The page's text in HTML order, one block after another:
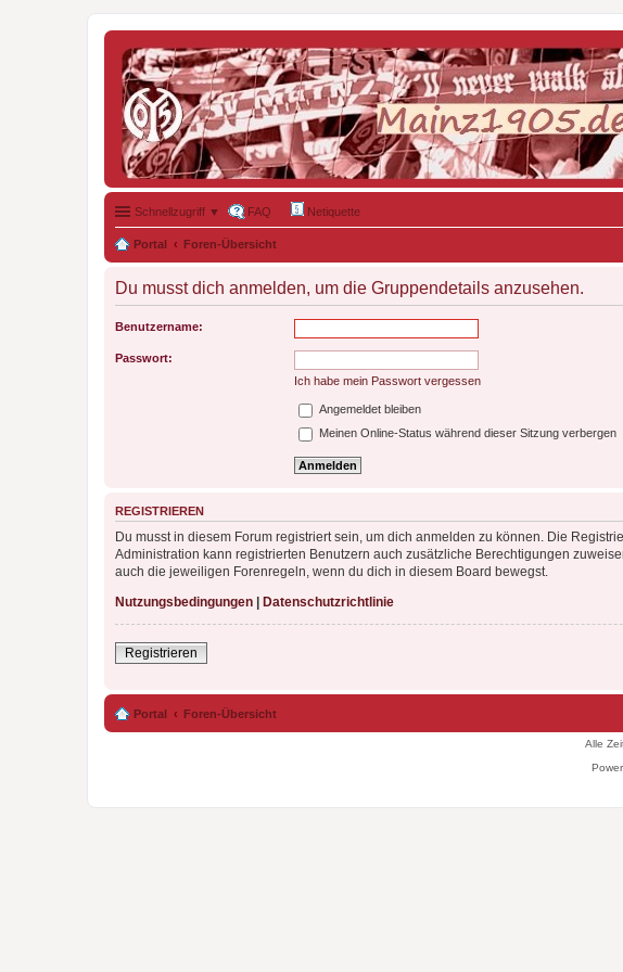
Schnellzugriff ▼ FAQ Netiquette
Portal Foren-Übersicht
Du musst dich anmelden, um die Gruppendetails anzusehen.
Benutzername:
Passwort:
Ich habe mein Passwort vergessen
Angemeldet bleiben
Meinen Online-Status während dieser Sitzung verbergen
REGISTRIEREN
Du musst in diesem Forum registriert sein, um dich anmelden zu können. Die
Administration kann registrierten Benutzern auch zusätzliche Berechtigungen
auch die jeweiligen Forenregeln, wenn du dich in diesem Board bewegst.
Nutzungsbedingungen | Datenschutzrichtlinie
Registrieren
Portal Foren-Übersicht
Alle